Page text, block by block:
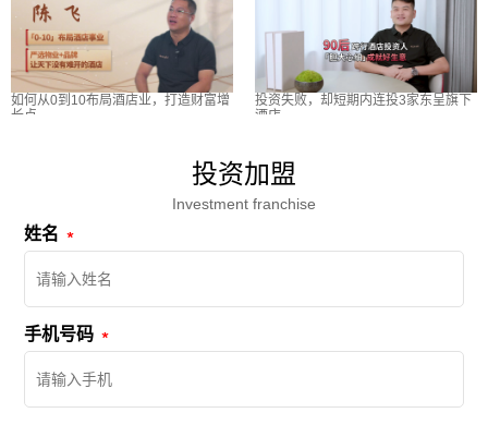
如何从0到10布局酒店业，打造财富增
长点
投资失败，却短期内连投3家东呈旗下
酒店
投资加盟
Investment franchise
姓名
手机号码